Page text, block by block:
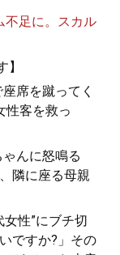
不足に。スカル
席を蹴ってく
性客を救っ
んに怒鳴る
隣に座る母親
性”にブチ切
ですか?」その